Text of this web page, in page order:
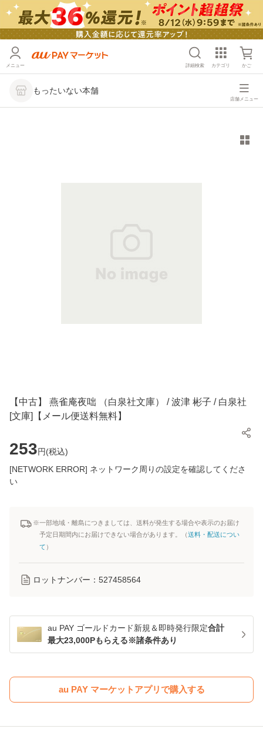
メニュー 詳細検索 カテゴリ かご
もったいない本舗
店舗メニュー
【中古】 燕雀庵夜咄 （白泉社文庫） / 波津 彬子 / 白泉社
[文庫]【メール便送料無料】
253円(税込)
[NETWORK ERROR] ネットワーク周りの設定を確認してくださ
い
※一部地域・離島につきましては、送料が発生する場合や表示のお届け
予定日期間内にお届けできない場合があります。（送料・配送につい
て ）
ロットナンバー： 527458564
au PAY ゴールドカード新規＆即時発行限定合計
最大23,000Pもらえる※諸条件あり
au PAY マーケットアプリで購入する